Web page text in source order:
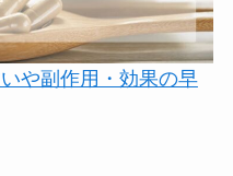
や副作用・効果の早